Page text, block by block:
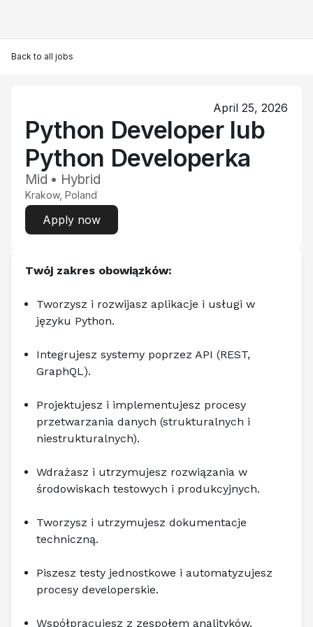
Back to all jobs
April 25, 2026
Python Developer lub
Python Developerka
Mid • Hybrid
Krakow, Poland
Apply now
Twój zakres obowiązków:
Tworzysz i rozwijasz aplikacje i usługi w
języku Python.
Integrujesz systemy poprzez API (REST,
GraphQL).
Projektujesz i implementujesz procesy
przetwarzania danych (strukturalnych i
niestrukturalnych).
Wdrażasz i utrzymujesz rozwiązania w
środowiskach testowych i produkcyjnych.
Tworzysz i utrzymujesz dokumentacje
techniczną.
Piszesz testy jednostkowe i automatyzujesz
procesy developerskie.
Współpracujesz z zespołem analityków,